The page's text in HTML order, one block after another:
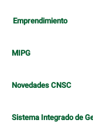
Emprendimiento
MIPG
Novedades CNSC
Sistema Integrado de